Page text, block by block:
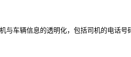
与车辆信息的透明化，包括司机的电话